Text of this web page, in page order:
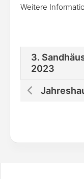
Weitere
3.
2023